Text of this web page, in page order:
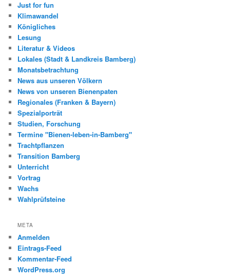
Just for fun
Klimawandel
Königliches
Lesung
Literatur & Videos
Lokales (Stadt & Landkreis Bamberg)
Monatsbetrachtung
News aus unseren Völkern
News von unseren Bienenpaten
Regionales (Franken & Bayern)
Spezialporträt
Studien, Forschung
Termine "Bienen-leben-in-Bamberg"
Trachtpflanzen
Transition Bamberg
Unterricht
Vortrag
Wachs
Wahlprüfsteine
META
Anmelden
Eintrags-Feed
Kommentar-Feed
WordPress.org